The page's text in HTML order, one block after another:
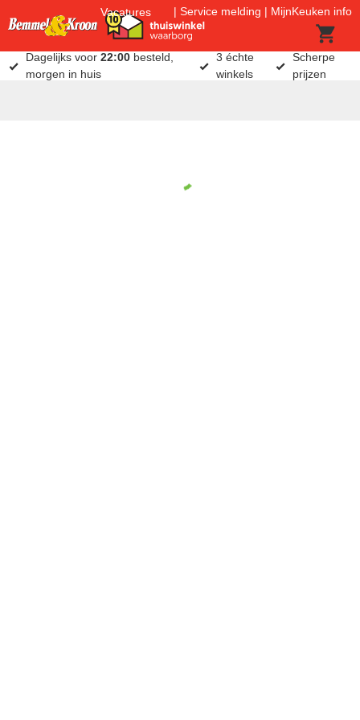
Vacatures Service melding MijnKeuken info
Dagelijks voor22:00 besteld,
morgen in huis
3 échte
winkels
Scherpe
prijzen